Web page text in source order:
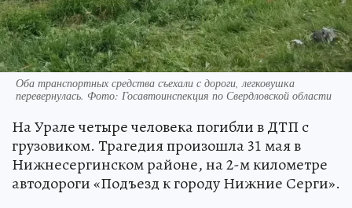
Оба транспортных средства съехали с дороги, легковушка
перевернулась. Фото: Госавтоинспекция по Свердловской области
На Урале четыре человека погибли в ДТП с
грузовиком. Трагедия произошла 31 мая в
Нижнесергинском районе, на 2-м километре
автодороги «Подъезд к городу Нижние Серги».